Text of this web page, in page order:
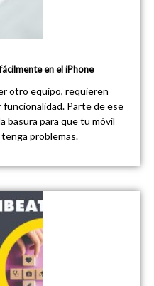
en el iPhone
otro equipo, requieren
Parte de ese
basura para que tu móvil
tenga problemas.